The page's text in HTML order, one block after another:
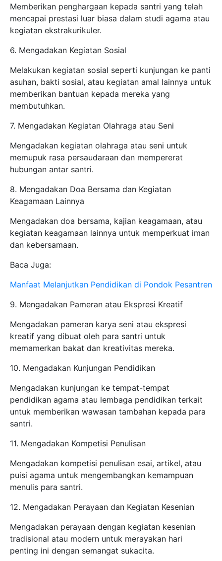
Memberikan penghargaan kepada santri yang telah
mencapai prestasi luar biasa dalam studi agama atau
kegiatan ekstrakurikuler.
6. Mengadakan Kegiatan Sosial
Melakukan kegiatan sosial seperti kunjungan ke panti
asuhan, bakti sosial, atau kegiatan amal lainnya untuk
memberikan bantuan kepada mereka yang
membutuhkan.
7. Mengadakan Kegiatan Olahraga atau Seni
Mengadakan kegiatan olahraga atau seni untuk
memupuk rasa persaudaraan dan mempererat
hubungan antar santri.
8. Mengadakan Doa Bersama dan Kegiatan
Keagamaan Lainnya
Mengadakan doa bersama, kajian keagamaan, atau
kegiatan keagamaan lainnya untuk memperkuat iman
dan kebersamaan.
Baca Juga:
Manfaat Melanjutkan Pendidikan di Pondok Pesantren
9. Mengadakan Pameran atau Ekspresi Kreatif
Mengadakan pameran karya seni atau ekspresi
kreatif yang dibuat oleh para santri untuk
memamerkan bakat dan kreativitas mereka.
10. Mengadakan Kunjungan Pendidikan
Mengadakan kunjungan ke tempat-tempat
pendidikan agama atau lembaga pendidikan terkait
untuk memberikan wawasan tambahan kepada para
santri.
11. Mengadakan Kompetisi Penulisan
Mengadakan kompetisi penulisan esai, artikel, atau
puisi agama untuk mengembangkan kemampuan
menulis para santri.
12. Mengadakan Perayaan dan Kegiatan Kesenian
Mengadakan perayaan dengan kegiatan kesenian
tradisional atau modern untuk merayakan hari
penting ini dengan semangat sukacita.